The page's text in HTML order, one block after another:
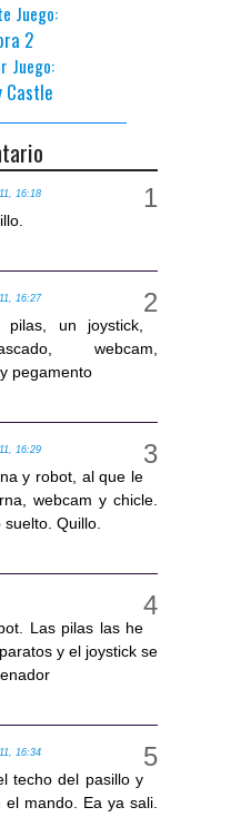
Juego:
2
Juego:
Castle
16:18
16:27
un joystick,
webcam,
pegamento
16:29
y robot, al que le
webcam y chicle.
suelto. Quillo.
Las pilas las he
y el joystick se
16:34
techo del pasillo y
el mando. Ea ya sali.